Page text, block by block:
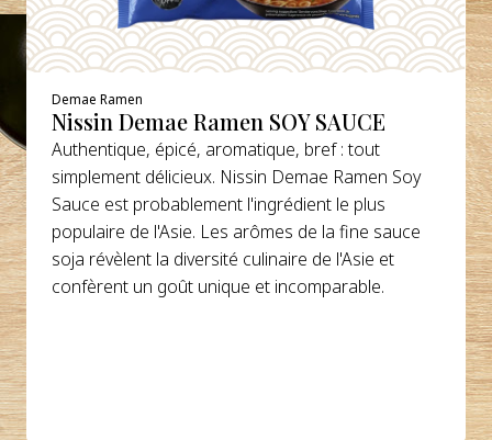
Demae Ramen
Nissin Demae Ramen SOY SAUCE
Authentique, épicé, aromatique, bref : tout
simplement délicieux. Nissin Demae Ramen Soy
Sauce est probablement l'ingrédient le plus
populaire de l'Asie. Les arômes de la fine sauce
soja révèlent la diversité culinaire de l'Asie et
confèrent un goût unique et incomparable.